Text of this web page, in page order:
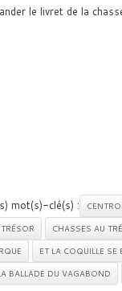
le livret de la
mot(s)-clé(s) :
CHASSES AU
ET LA COQUILLE SE
BALLADE DU VAGABOND